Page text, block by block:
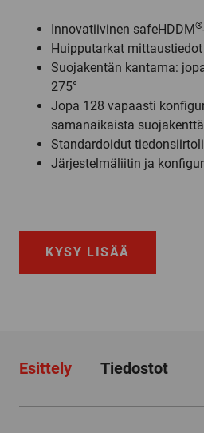
Innovatiivinen safeHDDM®
Huipputarkat
Suojakentän kantama:
275°
Jopa 128 vapaasti
samanaikaista
Standardoidut
Järjestelmäliitin ja
KYSY LISÄÄ
Esittely Tiedostot